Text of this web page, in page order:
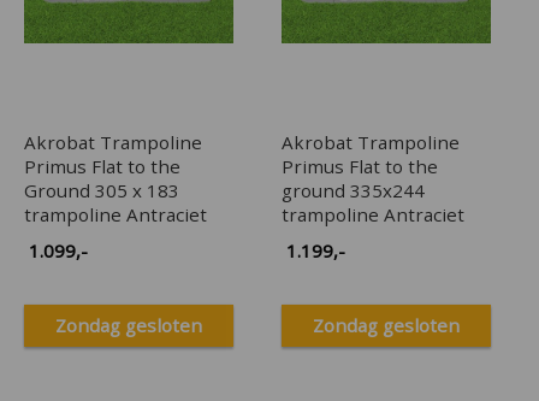
Akrobat Trampoline
Primus Flat to the
Ground 305 x 183
trampoline Antraciet
1.099,-
Zondag gesloten
Akrobat Trampoline
Primus Flat to the
ground 335x244
trampoline Antraciet
1.199,-
Zondag gesloten